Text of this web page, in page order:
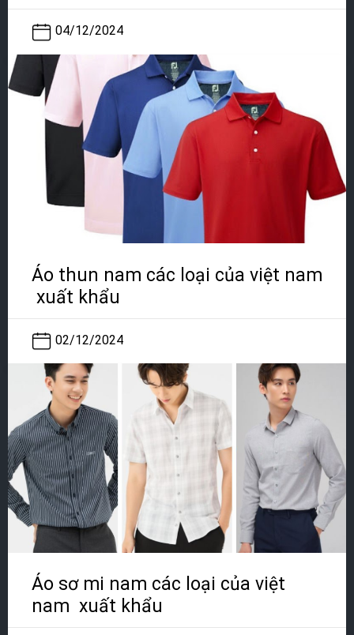
04/12/2024
Áo thun nam các loại của việt nam
xuất khẩu
02/12/2024
Áo sơ mi nam các loại của việt
nam xuất khẩu